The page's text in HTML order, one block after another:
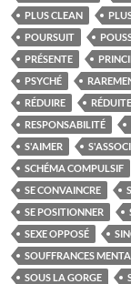
PLUS CLEAN
POURSUIT
PRÉSENTE
PSYCHÉ
RÉDUIRE
RESPONSABILITÉ
S'AIMER
SCHÉMA COMPULSIF
SE CONVAINCRE
SE POSITIONNER
SEXE OPPOSÉ
SOUFFRANCES
SOUS LA GORGE